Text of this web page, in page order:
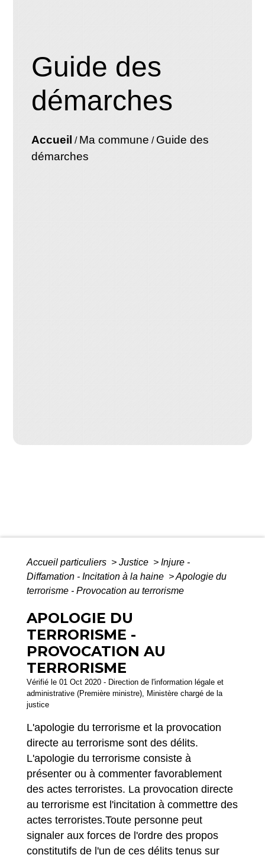
Guide des
démarches
Accueil / Ma commune / Guide des
démarches
Accueil particuliers > Justice > Injure -
Diffamation - Incitation à la haine >Apologie du
terrorisme - Provocation au terrorisme
APOLOGIE DU
TERRORISME -
PROVOCATION AU
TERRORISME
Vérifié le 01 Oct 2020 - Direction de l'information légale et
administrative (Première ministre), Ministère chargé de la
justice
L'apologie du terrorisme et la provocation
directe au terrorisme sont des délits.
L'apologie du terrorisme consiste à
présenter ou à commenter favorablement
des actes terroristes. La provocation directe
au terrorisme est l'incitation à commettre des
actes terroristes.Toute personne peut
signaler aux forces de l'ordre des propos
constitutifs de l'un de ces délits tenus sur